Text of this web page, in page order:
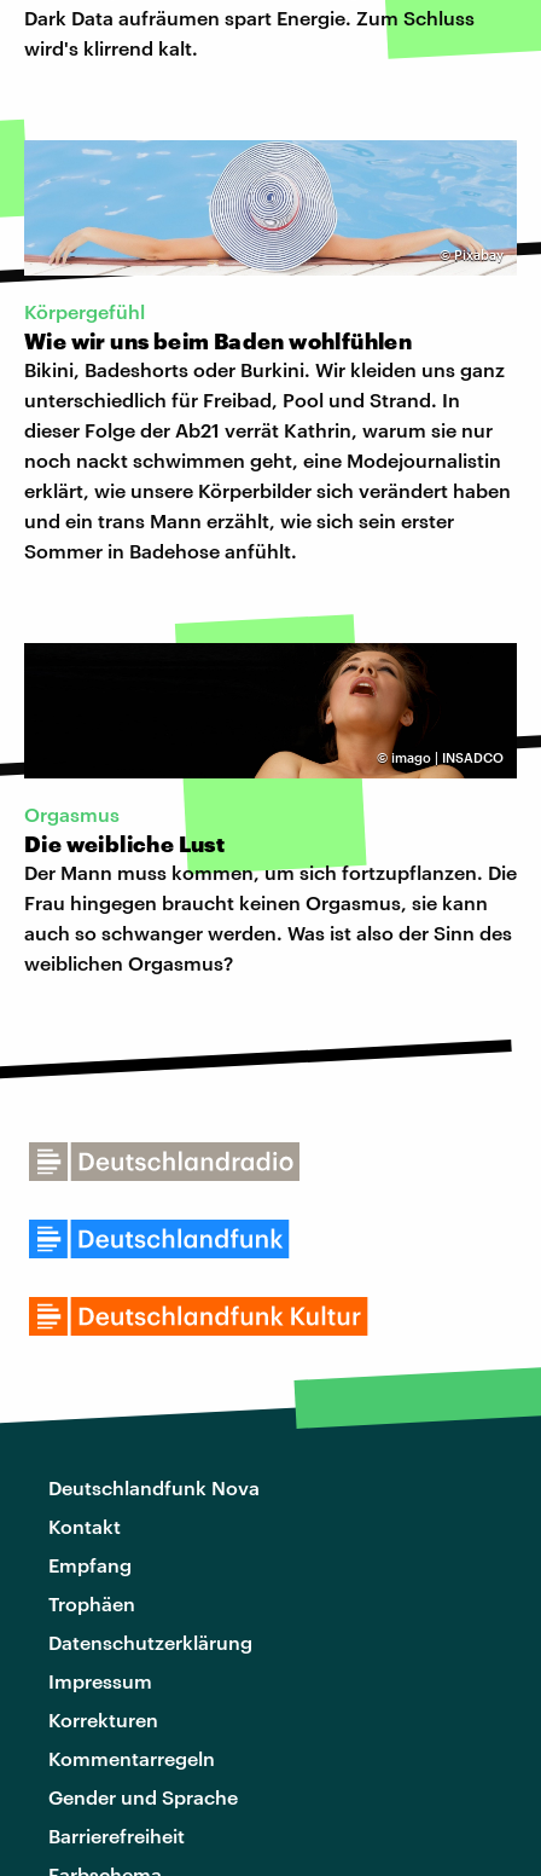
Dark Data aufräumen spart Energie. Zum Schluss
wird's klirrend kalt.
©Pixabay
Körpergefühl
Wie wir uns beim Baden wohlfühlen
Bikini, Badeshorts oder Burkini. Wir kleiden uns ganz
unterschiedlich für Freibad, Pool und Strand. In
dieser Folge der Ab21 verrät Kathrin, warum sie nur
noch nackt schwimmen geht, eine Modejournalistin
erklärt, wie unsere Körperbilder sich verändert haben
und ein trans Mann erzählt, wie sich sein erster
Sommer in Badehose anfühlt.
© imago | INSADCO
Orgasmus
Die weibliche Lust
Der Mann muss kommen, um sich fortzupflanzen. Die
Frau hingegen braucht keinen Orgasmus, sie kann
auch so schwanger werden. Was ist also der Sinn des
weiblichen Orgasmus?
Deutschlandfunk Nova
Kontakt
Empfang
Trophäen
Datenschutzerklärung
Impressum
Korrekturen
Kommentarregeln
Gender und Sprache
Barrierefreiheit